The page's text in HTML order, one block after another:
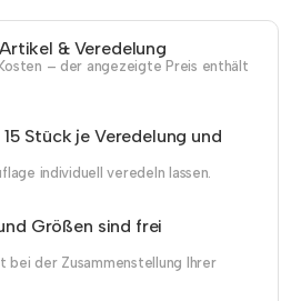
& Veredelung
– der angezeigte Preis enthält
Stück je Veredelung und
individuell veredeln lassen.
Größen sind frei
bei der Zusammenstellung Ihrer